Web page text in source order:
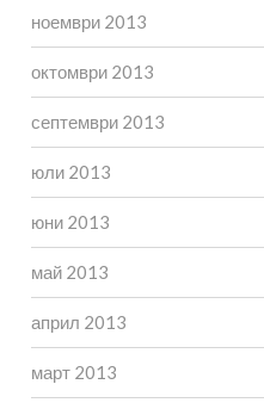
ноември 2013
октомври 2013
септември 2013
юли 2013
юни 2013
май 2013
април 2013
март 2013